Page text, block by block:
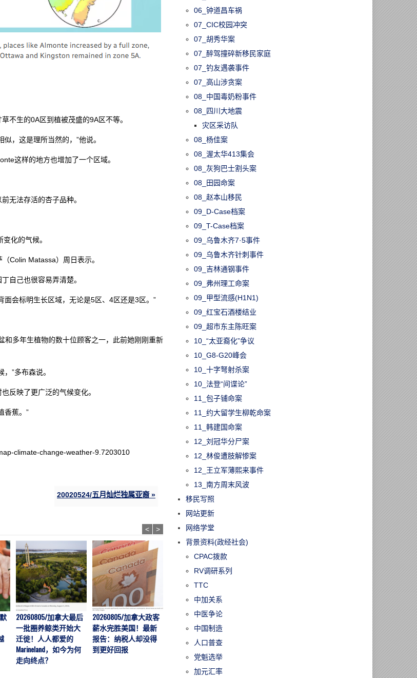
不生的0A区到植被茂盛的9A区不等。
，这是理所当然的，”他说。
这样的地方也增加了一个区域。
无法存活的杏子品种。
化的气候。
Colin Matassa）周日表示。
自己也很容易弄清楚。
会标明生长区域，无论是5区、4区还是3区。”
和多年生植物的数十位顾客之一，此前她刚刚重新
”多布森说。
反映了更广泛的气候变化。
香蕉。”
climate-change-weather-9.7203010
20020524/五月灿烂独属亚裔 »
20260805/加拿大最后
一批圈养鲸类开始大
迁徙！人人都爱的
Marineland，如今为何
走向终点？
20260805/加拿大政客
薪水完胜美国！最新
报告：纳税人却没得
到更好回报
20260805/多伦多急诊
拉警报！电动滑板车
伤者暴增365%，10岁
男孩成最大受害群体
< >
06_钟道昌车祸
07_CIC校园冲突
07_胡秀华案
07_醉驾撞碎新移民家庭
07_钓友遇袭事件
07_高山涉贪案
08_中国毒奶粉事件
08_四川大地震
灾区采访队
08_杨佳案
08_渥太华413集会
08_灰狗巴士割头案
08_田园命案
08_赵本山移民
09_D-Case档案
09_T-Case档案
09_乌鲁木齐7·5事件
09_乌鲁木齐针刺事件
09_吉林通钢事件
09_弗州理工命案
09_甲型流感(H1N1)
09_红宝石酒楼结业
09_超市东主陈旺案
10_“太亚裔化”争议
10_G8-G20峰会
10_十字弩射杀案
10_法登“间谍论”
11_包子铺命案
11_约大留学生柳乾命案
11_韩建国命案
12_刘冠华分尸案
12_林俊遭肢解惨案
12_王立军薄熙来事件
13_南方周末风波
移民写照
网站更新
网络学堂
背景资料(政经社会)
CPAC拨款
RV调研系列
TTC
中加关系
中医争论
中国制造
人口普查
党魁选举
加元汇率